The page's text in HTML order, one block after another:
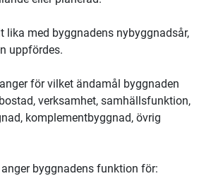
lika med byggnadens nybyggnadsår,
uppfördes.
för vilket ändamål byggnaden
verksamhet, samhällsfunktion,
komplementbyggnad, övrig
byggnadens funktion för: